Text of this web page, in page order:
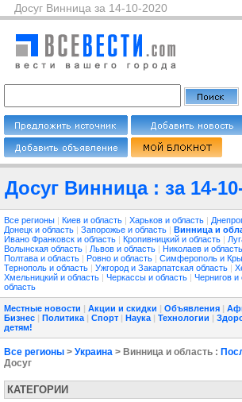
Досуг Винница за 14-10-2020
Досуг Винница : за 14-
Все регионы | Киев и область | Харьков и область |
Донецк и область | Запорожье и область | Винница и
Ивано Франковск и область | Кропивницкий и область |
Волынская область | Львов и область | Николаев и область
Полтава и область | Ровно и область | Симферополь и
Тернополь и область | Ужгород и Закарпатская область |
Хмельницкий и область | Черкассы и область | Чернигов и
область
Местные новости | Акции и скидки | Объявления |
Бизнес | Политика | Спорт | Наука | Технологии |
детям!
Все регионы > Украина > Винница и область :
Досуг
КАТЕГОРИИ